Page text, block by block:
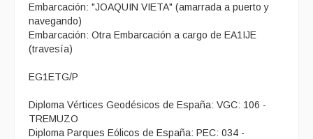
Embarcación: "JOAQUIN VIETA" (amarrada a puerto y
navegando)
Embarcación: Otra Embarcación a cargo de EA1IJE
(travesía)
EG1ETG/P
Diploma Vértices Geodésicos de España: VGC: 106 -
TREMUZO
Diploma Parques Eólicos de España: PEC: 034 -